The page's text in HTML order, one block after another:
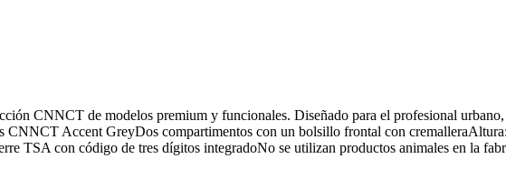
CNNCT de modelos premium y funcionales. Diseñado para el profesional
CNNCT Accent GreyDos compartimentos con un bolsillo frontal con
TSA con código de tres dígitos integradoNo se utilizan productos animales en la